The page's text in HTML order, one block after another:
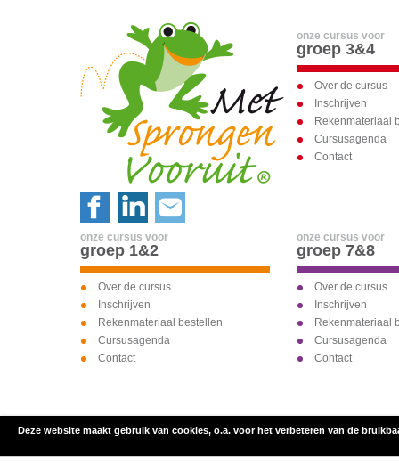
onze cursus voor
groep 3&4
Over de cursus
Inschrijven
Rekenmateriaal
Cursusagenda
Contact
onze cursus voor
groep 1&2
Over de cursus
Inschrijven
Rekenmateriaal bestellen
Cursusagenda
Contact
onze cursus voor
groep 7&8
Over de cursus
Inschrijven
Rekenmateriaal
Cursusagenda
Contact
inschrijven voor
Deze website maakt gebruik van cookies, o.a. voor het verbeteren van de